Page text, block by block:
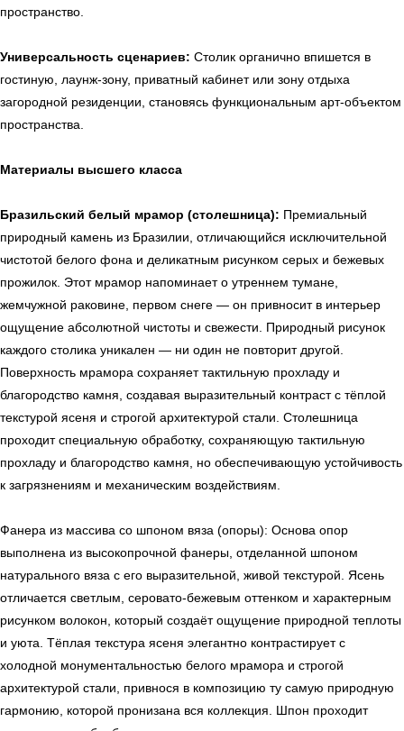
пространство.
Универсальность сценариев: Столик органично впишется в
гостиную, лаунж-зону, приватный кабинет или зону отдыха
загородной резиденции, становясь функциональным арт-объектом
пространства.
Материалы высшего класса
Бразильский белый мрамор (столешница): Премиальный
природный камень из Бразилии, отличающийся исключительной
чистотой белого фона и деликатным рисунком серых и бежевых
прожилок. Этот мрамор напоминает о утреннем тумане,
жемчужной раковине, первом снеге — он привносит в интерьер
ощущение абсолютной чистоты и свежести. Природный рисунок
каждого столика уникален — ни один не повторит другой.
Поверхность мрамора сохраняет тактильную прохладу и
благородство камня, создавая выразительный контраст с тёплой
текстурой ясеня и строгой архитектурой стали. Столешница
проходит специальную обработку, сохраняющую тактильную
прохладу и благородство камня, но обеспечивающую устойчивость
к загрязнениям и механическим воздействиям.
Фанера из массива со шпоном вяза (опоры): Основа опор
выполнена из высокопрочной фанеры, отделанной шпоном
натурального вяза с его выразительной, живой текстурой. Ясень
отличается светлым, серовато-бежевым оттенком и характерным
рисунком волокон, который создаёт ощущение природной теплоты
и уюта. Тёплая текстура ясеня элегантно контрастирует с
холодной монументальностью белого мрамора и строгой
архитектурой стали, привнося в композицию ту самую природную
гармонию, которой пронизана вся коллекция. Шпон проходит
← Вернуться на предыдущую страницу